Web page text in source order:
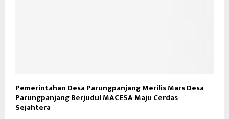
Pemerintahan Desa Parungpanjang Merilis Mars Desa
Parungpanjang Berjudul MACESA Maju Cerdas
Sejahtera